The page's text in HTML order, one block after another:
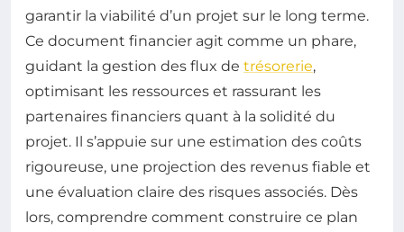
garantir la viabilité d’un projet sur le long terme.
Ce document financier agit comme un phare,
guidant la gestion des flux de trésorerie,
optimisant les ressources et rassurant les
partenaires financiers quant à la solidité du
projet. Il s’appuie sur une estimation des coûts
rigoureuse, une projection des revenus fiable et
une évaluation claire des risques associés. Dès
lors, comprendre comment construire ce plan